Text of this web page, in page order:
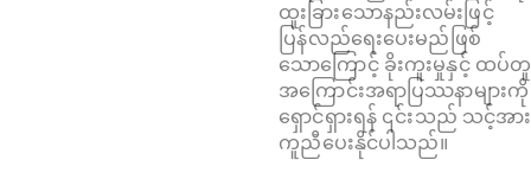
ထူးခြားသောနည်းလမ်းဖြင့်
ပြန်လည်ရေးပေးမည်ဖြစ်
သောကြောင့် ခိုးကူးမှုနှင့် ထပ်တူ
အကြောင်းအရာပြဿနာများကို
ရှောင်ရှားရန် ၎င်းသည် သင့်အား
ကူညီပေးနိုင်ပါသည်။